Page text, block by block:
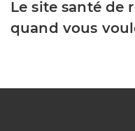
Le site santé de
quand vous